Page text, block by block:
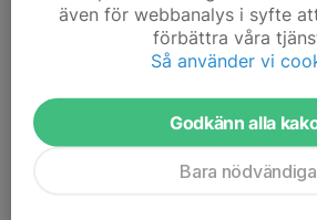
På måndag den 8 juni avslutar vi
gemensam träff vid Hackstabacken.
oömma kläder. Vi bjuder på enklare fika.
Vi ser fram emot en trevlig...
även för webbanalys i syfte
förbättra våra
Så använder vi
Godkänn alla
Bara nödvändiga